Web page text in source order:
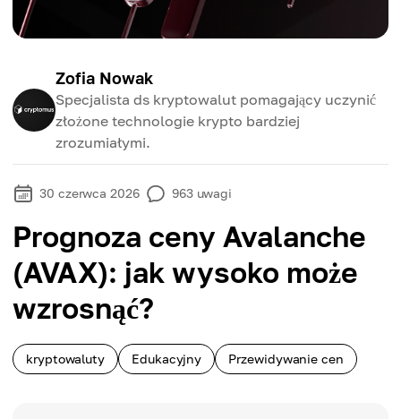
Zofia Nowak
Specjalista ds kryptowalut pomagający uczynić
złożone technologie krypto bardziej
zrozumiałymi.
30 czerwca 2026 963 uwagi
Prognoza ceny Avalanche
(AVAX): jak wysoko może
wzrosnąć?
kryptowaluty Edukacyjny Przewidywanie cen